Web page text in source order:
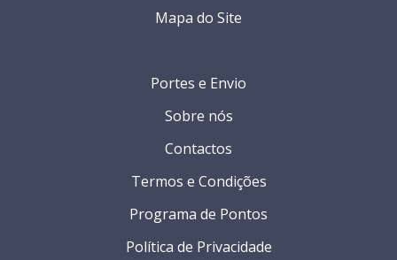
Portes e Envio
Sobre nós
Contactos
Termos e Condições
Programa de Pontos
Política de Privacidade
Mapa do Site